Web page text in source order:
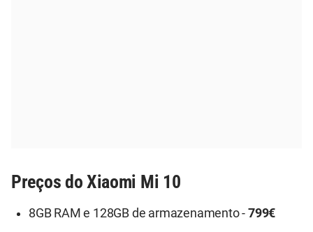
Preços do Xiaomi Mi 10
8GB RAM e 128GB de armazenamento - 799€